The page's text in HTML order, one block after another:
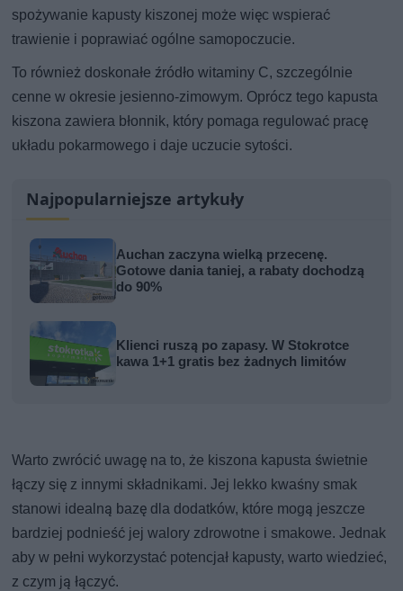
spożywanie kapusty kiszonej może więc wspierać
trawienie i poprawiać ogólne samopoczucie.
To również doskonałe źródło witaminy C, szczególnie
cenne w okresie jesienno-zimowym. Oprócz tego kapusta
kiszona zawiera błonnik, który pomaga regulować pracę
układu pokarmowego i daje uczucie sytości.
Najpopularniejsze artykuły
Auchan zaczyna wielką przecenę.
Gotowe dania taniej, a rabaty dochodzą
do 90%
Klienci ruszą po zapasy. W Stokrotce
kawa 1+1 gratis bez żadnych limitów
Warto zwrócić uwagę na to, że kiszona kapusta świetnie
łączy się z innymi składnikami. Jej lekko kwaśny smak
stanowi idealną bazę dla dodatków, które mogą jeszcze
bardziej podnieść jej walory zdrowotne i smakowe. Jednak
aby w pełni wykorzystać potencjał kapusty, warto wiedzieć,
z czym ją łączyć.